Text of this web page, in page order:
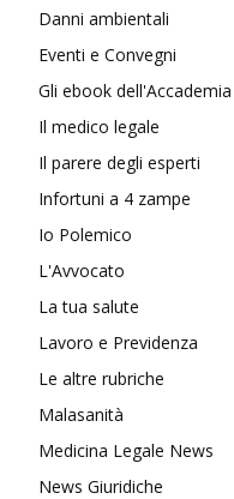
Danni ambientali
Eventi e Convegni
Gli ebook
Il medico legale
Il parere degli esperti
Infortuni a 4 zampe
Io Polemico
L'Avvocato
La tua salute
Lavoro e Previdenza
Le altre rubriche
Malasanità
Medicina Legale News
News Giuridiche